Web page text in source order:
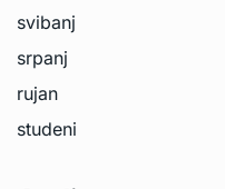
svibanj
srpanj
rujan
studeni